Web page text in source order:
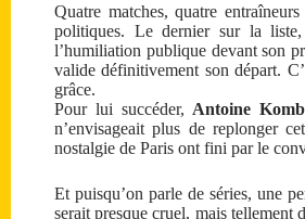
Quatre matches, quatre
politiques. Le dernier sur la liste,
l’humiliation publique devant son
valide définitivement son départ.
grâce.
Pour lui succéder, Antoine
n’envisageait plus de replonger
nostalgie de Paris ont fini par le
Et puisqu’on parle de séries, une
serait presque cruel, mais tellement